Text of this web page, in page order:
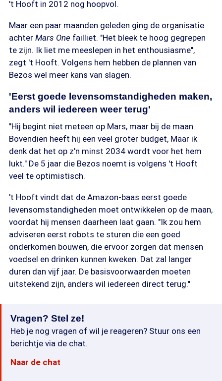
't Hooft in 2012 nog hoopvol.
Maar een paar maanden geleden ging de organisatie
achter Mars One failliet. "Het bleek te hoog gegrepen
te zijn. Ik liet me meeslepen in het enthousiasme",
zegt 't Hooft. Volgens hem hebben de plannen van
Bezos wel meer kans van slagen.
'Eerst goede levensomstandigheden maken,
anders wil iedereen weer terug'
"Hij begint niet meteen op Mars, maar bij de maan.
Bovendien heeft hij een veel groter budget, Maar ik
denk dat het op z'n minst 2034 wordt voor het hem
lukt." De 5 jaar die Bezos noemt is volgens 't Hooft
veel te optimistisch.
't Hooft vindt dat de Amazon-baas eerst goede
levensomstandigheden moet ontwikkelen op de maan,
voordat hij mensen daarheen laat gaan. "Ik zou hem
adviseren eerst robots te sturen die een goed
onderkomen bouwen, die ervoor zorgen dat mensen
voedsel en drinken kunnen kweken. Dat zal langer
duren dan vijf jaar. De basisvoorwaarden moeten
uitstekend zijn, anders wil iedereen direct terug."
Vragen? Stel ze!
Heb je nog vragen of wil je reageren? Stuur ons een
berichtje via de chat.
Naar de chat